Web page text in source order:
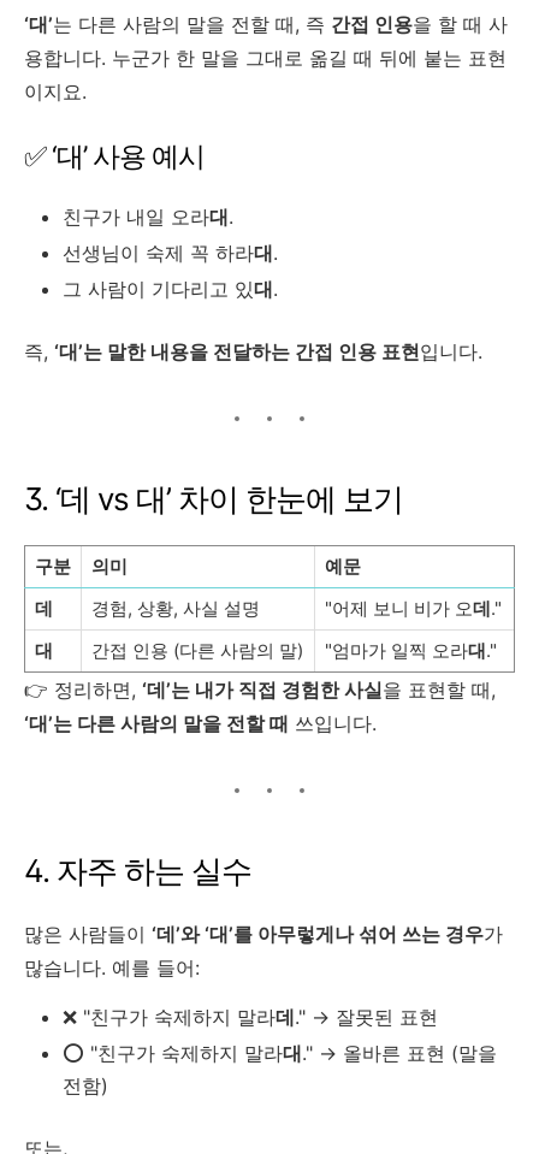
‘대’는 다른 사람의 말을 전할 때, 즉 간접 인용을 할 때 사
용합니다. 누군가 한 말을 그대로 옮길 때 뒤에 붙는 표현
이지요.
✅ ‘대’ 사용 예시
친구가 내일 오라대.
선생님이 숙제 꼭 하라대.
그 사람이 기다리고 있대.
즉, ‘대’는 말한 내용을 전달하는 간접 인용 표현입니다.
3. ‘데 vs 대’ 차이 한눈에 보기
구분 의미
예문
데
경험, 상황, 사실 설명 "어제 보니 비가 오데."
대
간접 인용 (다른 사람의 말) "엄마가 일찍 오라대."
👉 정리하면, ‘데’는 내가 직접 경험한 사실을 표현할 때,
‘대’는 다른 사람의 말을 전할 때 쓰입니다.
4. 자주 하는 실수
많은 사람들이 ‘데’와 ‘대’를 아무렇게나 섞어 쓰는 경우가
많습니다. 예를 들어:
❌ "친구가 숙제하지 말라데." → 잘못된 표현
⭕ "친구가 숙제하지 말라대." → 올바른 표현 (말을
전함)
또는,